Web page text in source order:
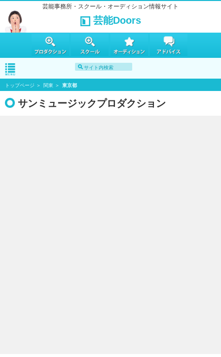
芸能事務所・スクール・オーディション情報サイト
芸能Doors
トップページ 関東 東京都
サンミュージックプロダクション